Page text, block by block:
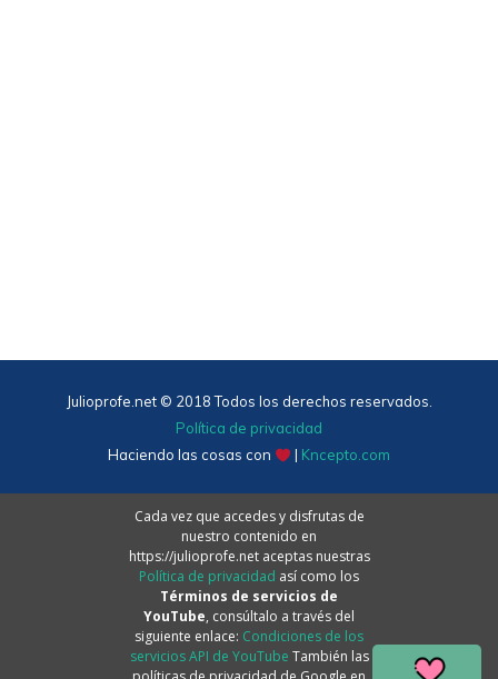
Julioprofe.net © 2018 Todos los derechos reservados.
Política de privacidad
Haciendo las cosas con
| Kncepto.com
Cada vez que accedes y disfrutas de
nuestro contenido en
https://julioprofe.net aceptas nuestras
Política de privacidad así como los
Términos de servicios de
YouTube, consúltalo a través del
siguiente enlace: Condiciones de los
servicios API de YouTube También las